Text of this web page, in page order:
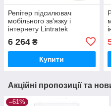
Репітер підсилювач
мобільного зв'язку і
інтернету Lintratek
KW23C-GD GSM 4G 900
1800 МГц (17/3 дБі)
6 264 ₴
Купити
Акційні пропозиції та
–61%